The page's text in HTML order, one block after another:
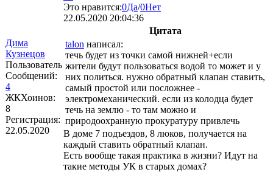
Дима
Кузнецов
Пользователь
Сообщений:
4
ЖКХоинов:
8
Регистрация:
22.05.2020
Это нравится:0Да/0Нет
22.05.2020 20:04:36
Цитата
talon написал:
течь будет из точки самой нижней+если
жители будут пользоваться водой то может и у
них политься. нужно обратный клапан ставить,
самый простой или посложнее -
электромеханический. если из колодца будет
течь на землю - то там можно и
природоохранную прокуратуру привлечь
В доме 7 подъездов, 8 люков, получается на
каждый ставить обратный клапан.
Есть вообще такая практика в жизни? Идут на
такие методы УК в старых домах?